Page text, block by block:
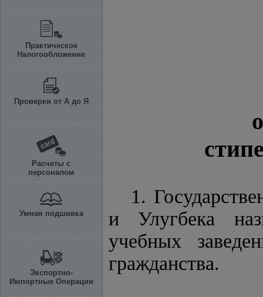
Практическое
Налогообложение
Проверки от А до Я
Расчеты с
персоналом
Умная подшивка
Экспортно-
Импортные Операции
1.
и Улугбека
учебных
гражданства.